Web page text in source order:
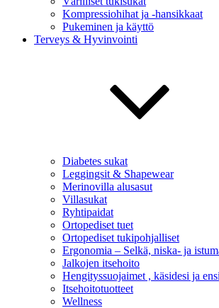
Kompressiohihat ja -hansikkaat
Pukeminen ja käyttö
Terveys & Hyvinvointi
Diabetes sukat
Leggingsit & Shapewear
Merinovilla alusasut
Villasukat
Ryhtipaidat
Ortopediset tuet
Ortopediset tukipohjalliset
Ergonomia – Selkä, niska- ja
Jalkojen itsehoito
Hengityssuojaimet , käsidesi ja
Itsehoitotuotteet
Wellness